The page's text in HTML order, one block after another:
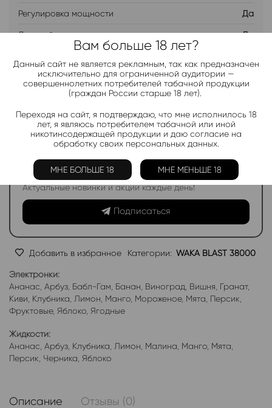
Регулировка мощности Да
Дисплей Да
ДОБАВИТЬ В ЛИСТ ОЖИДАНИЯ
Хочу дешевле
Telegram-канал 2000+
Актуальные новинки и акции каждые день!
Подписаться
Добавить в избранное Категории: WAKA BLAST 38000
Электронки:
Ананас Арбуз Бабл-Гам Банан Виноград Вишня Гранат,
Киви Клубника Лимон Манго Мороженое, Мята Персик
Фруктовые, Яблоко Ягодные
Жидкости:
Ананас Арбуз Клубника Лимон Малина Манго Мята
Персик Черника Яблоко
Описание Отзывы (0)
Вам больше 18 лет?
Данный сайт не является рекламным, так как предназначен
исключительно для ограниченной аудитории —
совершеннолетних потребителей табачной продукции
(граждан России старше 18 лет).
Переходя на сайт, я подтверждаю, что мне исполнилось 18
лет, я являюсь потребителем табачной или иной
никотинсодержащей продукции и даю согласие на
обработку своих персональных данных.
МНЕ БОЛЬШЕ 18 МНЕ МЕНЬШЕ 18